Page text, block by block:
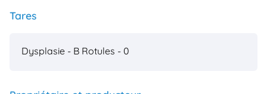
Tares
Dysplasie - B Rotules - 0